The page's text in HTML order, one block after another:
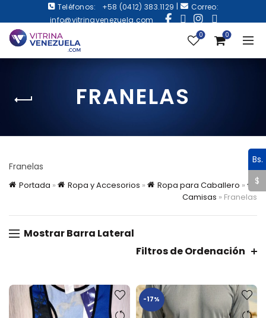
Teléfonos: +58 (0412) 383.1129 |
Correo:
info@vitrinavenezuela.com
0 0
FRANELAS
Franelas
Portada » Ropa y Accesorios » Ropa para Caballero »
Camisas » Franelas
Mostrar Barra Lateral
Filtros de Ordenación
-17%
Bs.
$